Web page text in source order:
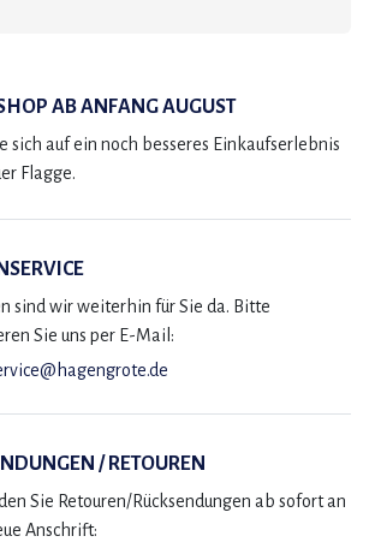
AB ANFANG AUGUST
sich auf ein noch besseres Einkaufserlebnis
Flagge.
sind wir weiterhin für Sie da. Bitte
Sie uns per E-Mail:
/ RETOUREN
Sie Retouren/Rücksendungen ab sofort an
Anschrift: